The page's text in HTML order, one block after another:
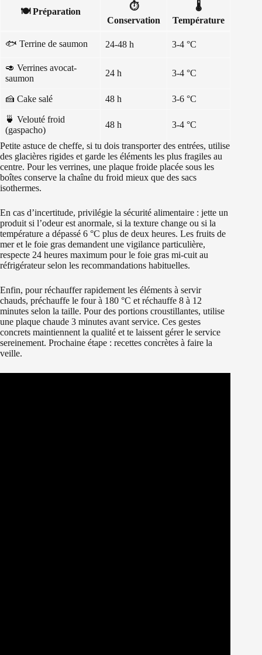
🍽️Préparation
⏱️
Conservation
🌡️
Température
🐟 Terrine de saumon 24-48 h 3-4 °C
🥑 Verrines avocat-
saumon
24 h 3-4 °C
🍰 Cake salé 48 h 3-6 °C
🍵 Velouté froid
(gaspacho)
48 h 3-4 °C
Petite astuce de cheffe, si tu dois transporter des entrées, utilise
des glacières rigides et garde les éléments les plus fragiles au
centre. Pour les verrines, une plaque froide placée sous les
boîtes conserve la chaîne du froid mieux que des sacs
isothermes.
En cas d’incertitude, privilégie la sécurité alimentaire : jette un
produit si l’odeur est anormale, si la texture change ou si la
température a dépassé 6 °C plus de deux heures. Les fruits de
mer et le foie gras demandent une vigilance particulière,
respecte 24 heures maximum pour le foie gras mi-cuit au
réfrigérateur selon les recommandations habituelles.
Enfin, pour réchauffer rapidement les éléments à servir
chauds, préchauffe le four à 180 °C et réchauffe 8 à 12
minutes selon la taille. Pour des portions croustillantes, utilise
une plaque chaude 3 minutes avant service. Ces gestes
concrets maintiennent la qualité et te laissent gérer le service
sereinement. Prochaine étape : recettes concrètes à faire la
veille.